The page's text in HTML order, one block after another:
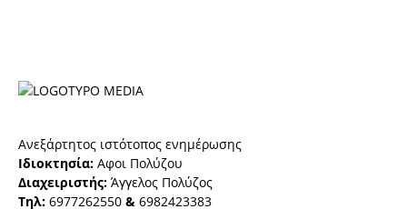
Ανεξάρτητος ιστότοπος ενημέρωσης
Ιδιοκτησία: Αφοι Πολύζου
Διαχειριστής: Άγγελος Πολύζος
Τηλ: 6977262550 & 6982423383